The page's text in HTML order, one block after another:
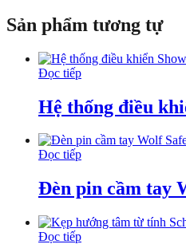
Sản phẩm tương tự
Đọc tiếp
Hệ thống điều
Đọc tiếp
Đèn pin cầm tay
Đọc tiếp